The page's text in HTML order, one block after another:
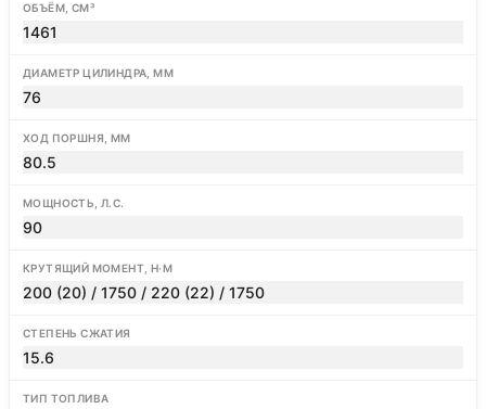
ОБЪЁМ, СМ³
1461
ДИАМЕТР ЦИЛИНДРА, ММ
76
ХОД ПОРШНЯ, ММ
80.5
МОЩНОСТЬ, Л.С.
90
КРУТЯЩИЙ МОМЕНТ, Н·М
200 (20) / 1750 / 220 (22) / 1750
СТЕПЕНЬ СЖАТИЯ
15.6
ТИП ТОПЛИВА